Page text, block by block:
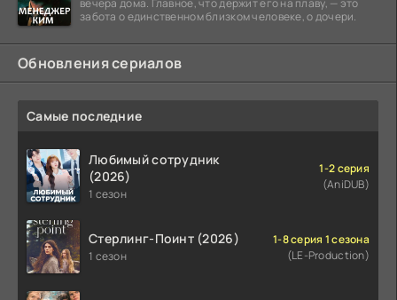
вечера дома. Главное, что держит его на плаву, — это
забота о единственном близком человеке, о дочери.
Обновления сериалов
Самые последние
Любимый сотрудник
(2026)
1 сезон
1-2 серия
(AniDUB)
Стерлинг-Поинт (2026)
1 сезон
1-8 серия 1 сезона
(LE-Production)